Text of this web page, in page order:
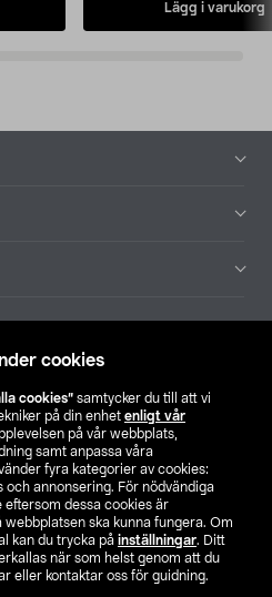
cookies
cookies” samtycker du till att vi
på din enhet enligt vår
på vår webbplats,
samt anpassa våra
fyra kategorier av cookies:
och annonsering. För nödvändiga
eftersom dessa cookies är
ska kunna fungera. Om
kan du trycka på inställningar. Ditt
när som helst genom att du
eller kontaktar oss för guidning.
Lägg i varukorg
butik
NO FI